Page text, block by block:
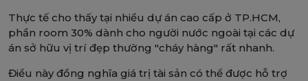
Thực tế cho thấy tại nhiều dự án cao cấp ở TP.HCM,
phần room 30% dành cho người nước ngoài tại các dự
án sở hữu vị trí đẹp thường "cháy hàng" rất nhanh.
Điều này đồng nghĩa giá trị tài sản có thể được hỗ trợ